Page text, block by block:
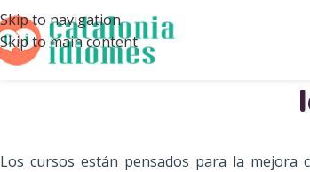
Skip to navigation
Skip to main content
Los cursos están pensados para la mejora